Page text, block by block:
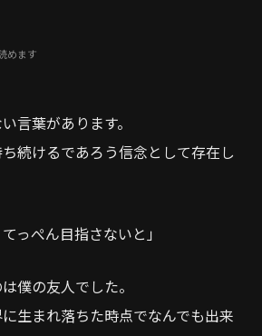
めます
言葉があります。
続けるであろう信念として存在し
っぺん目指さないと」
僕の友人でした。
生まれ落ちた時点でなんでも出来